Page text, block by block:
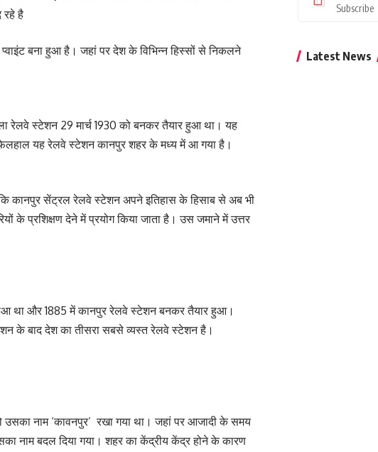
रहे है
बना हुआ है। जहां पर देश के विभिन्न हिस्सों से निकलने
रेलवे स्टेशन 29 मार्च 1930 को बनकर तैयार हुआ था। यह
यह रेलवे स्टेशन कानपुर शहर के मध्य में आ गया है।
कानपुर सेंट्रल रेलवे स्टेशन अपने इतिहास के हिसाब से अब भी
के प्रशिक्षण देने में प्रयोग किया जाता है। उस जमाने में उत्तर
था और 1885 में कानपुर रेलवे स्टेशन बनकर तैयार हुआ।
के बाद देश का तीसरा सबसे व्यस्त रेलवे स्टेशन है।
नाम ‘कावनपुर’ रखा गया था। जहां पर आजादी के समय
नाम बदल दिया गया। शहर का केंद्रीय केंद्र होने के कारण
Subscribe
Latest News